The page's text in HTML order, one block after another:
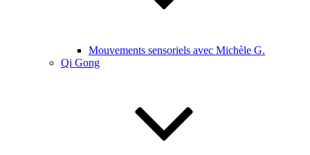
Mouvements sensoriels avec Michèle G.
Qi Gong